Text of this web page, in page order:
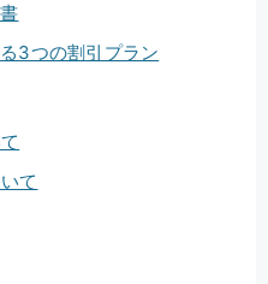
3つの割引プラン
て